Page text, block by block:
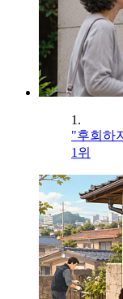
1.
"후회하
1위